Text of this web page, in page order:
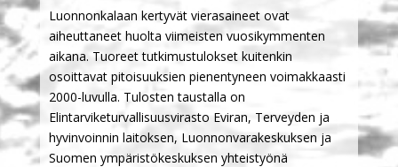
Luonnonkalaan kertyvät vierasaineet ovat
aiheuttaneet huolta viimeisten vuosikymmenten
aikana. Tuoreet tutkimustulokset kuitenkin
osoittavat pitoisuuksien pienentyneen voimakkaasti
2000-luvulla. Tulosten taustalla on
Elintarviketurvallisuusvirasto Eviran, Terveyden ja
hyvinvoinnin laitoksen, Luonnonvarakeskuksen ja
Suomen ympäristökeskuksen yhteistyönä